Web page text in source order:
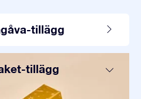
tillägg
tillägg